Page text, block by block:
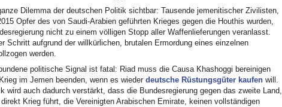
Dilemma der deutschen Politik sichtbar: Tausende jemenitischer Zivilisten,
Opfer des von Saudi-Arabien geführten Krieges gegen die Houthis wurden,
nicht zu einem völligen Stopp aller Waffenlieferungen veranlasst.
Schritt aufgrund der willkürlichen, brutalen Ermordung eines einzelnen
werden.
politische Signal ist fatal: Riad muss die Causa Khashoggi bereinigen
im Jemen beenden, wenn es wieder deutsche Rüstungsgüter kaufen will.
wird auch dadurch verstärkt, dass die Bundesregierung gegen das zweite Land,
Krieg führt, die Vereinigten Arabischen Emirate, keinen vollständigen